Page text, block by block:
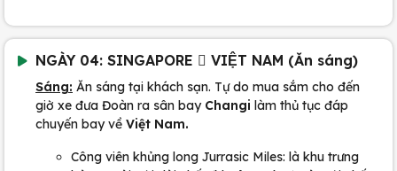
NGÀY 04: SINGAPORE  VIỆT NAM (Ăn sáng)
Sáng: Ăn sáng tại khách sạn. Tự do mua sắm cho đến
giờ xe đưa Đoàn ra sân bay Changi làm thủ tục đáp
chuyến bay về Việt Nam.
Công viên khủng long Jurrasic Miles: là khu trưng